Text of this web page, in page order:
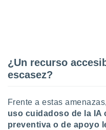
un
datos
perfiles
¿Un recurso
escasez?
Frente a estas
uso cuidadoso de la IA
preventiva o de apoyo